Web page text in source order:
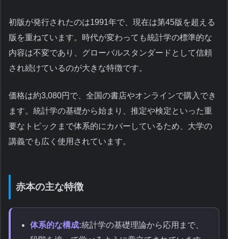
初版が発行されたのは1991年で、現在は第45版を超える
版を重ねています。時代が変わっても統計学の標準的な
内容は不変であり、グローバルスタンダードとして信頼
され続けているのが大きな特徴です。
価格は約3,080円で、全国の書店やオンラインで購入でき
ます。統計学の基礎から始まり、推定や検定といった重
要なトピックまで体系的にカバーしているため、大学の
講義でも広く使用されています。
赤本の主な特徴
体系的な構成:統計学の基礎理論から応用まで、